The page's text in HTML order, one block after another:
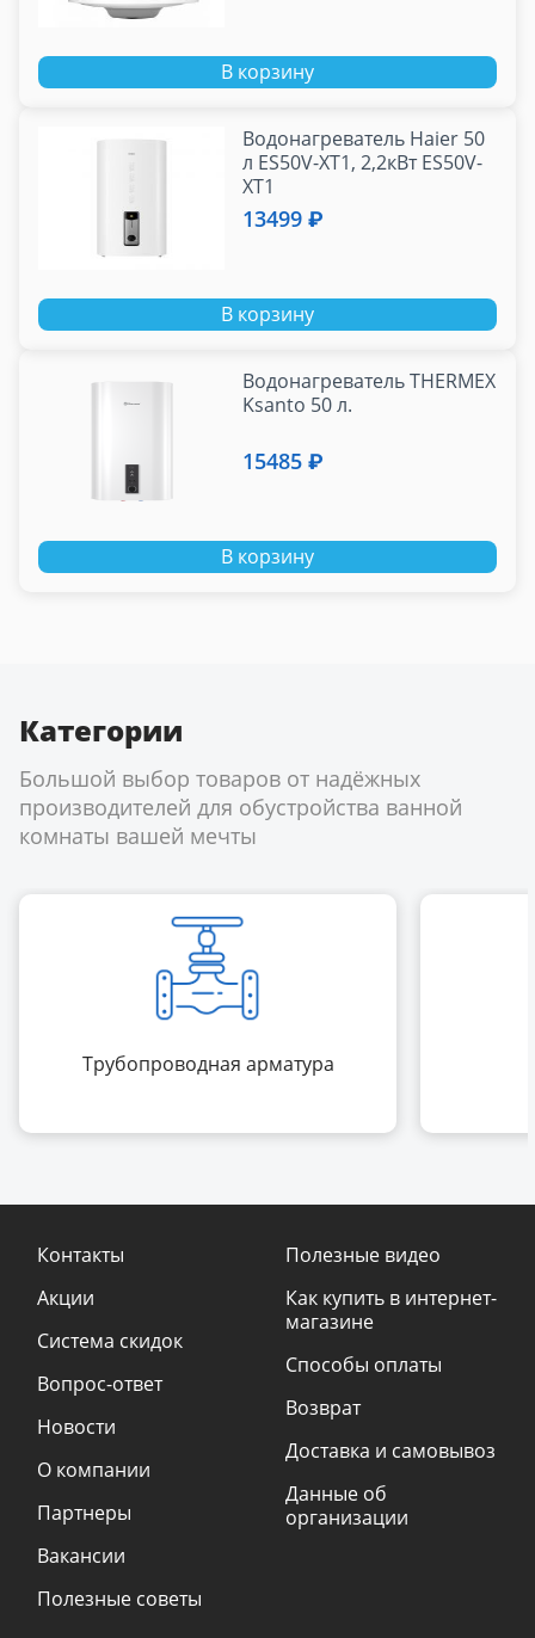
В корзину
Водонагреватель Haier 50
л ES50V-XT1, 2,2кВт ES50V-
XT1
13499 ₽
В корзину
Водонагреватель THERMEX
Ksanto 50 л.
15485 ₽
В корзину
Категории
Большой выбор товаров от надёжных
производителей для обустройства ванной
комнаты вашей мечты
Трубопроводная арматура
Контакты
Акции
Система скидок
Вопрос-ответ
Новости
О компании
Партнеры
Вакансии
Полезные советы
Полезные видео
Как купить в интернет-
магазине
Способы оплаты
Возврат
Доставка и самовывоз
Данные об
организации